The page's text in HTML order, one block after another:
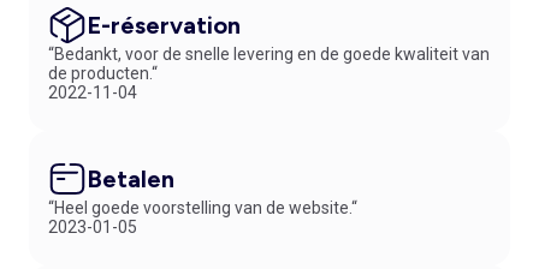
E-réservation
“Bedankt, voor de snelle levering en de goede kwaliteit van
de producten.“
2022-11-04
Betalen
“Heel goede voorstelling van de website.“
2023-01-05